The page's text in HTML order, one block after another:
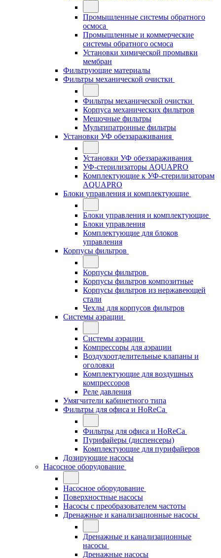
Промышленные системы обратного
осмоса
Промышленные и коммерческие
системы обратного осмоса
Установки химической промывки
мембран
Фильтрующие материалы
Фильтры механической очистки
Фильтры механической очистки
Корпуса механических фильтров
Мешочные фильтры
Мультипатронные фильтры
Установки УФ обеззараживания
Установки УФ обеззараживания
УФ-стерилизаторы AQUAPRO
Комплектующие к УФ-стерилизаторам
AQUAPRO
Блоки управления и комплектующие
Блоки управления и комплектующие
Блоки управления
Комплектующие для блоков
управления
Корпусы фильтров
Корпусы фильтров
Корпусы фильтров композитные
Корпусы фильтров из нержавеющей
стали
Чехлы для корпусов фильтров
Системы аэрации
Системы аэрации
Компрессоры для аэрации
Воздухоотделительные клапаны и
оголовки
Комплектующие для воздушных
компрессоров
Реле давления
Умягчители кабинетного типа
Фильтры для офиса и HoReCa
Фильтры для офиса и HoReCa
Пурифайеры (диспенсеры)
Комплектующие для пурифайеров
Дозирующие насосы
Насосное оборудование
Насосное оборудование
Поверхностные насосы
Насосы с преобразователем частоты
Дренажные и канализационные насосы
Дренажные и канализационные
насосы
Дренажные насосы